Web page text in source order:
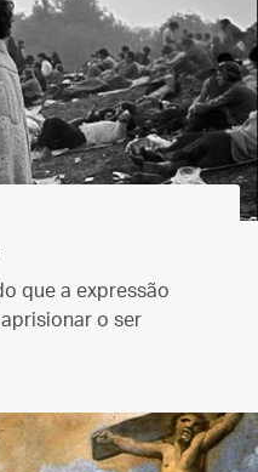
que a expressão
o ser